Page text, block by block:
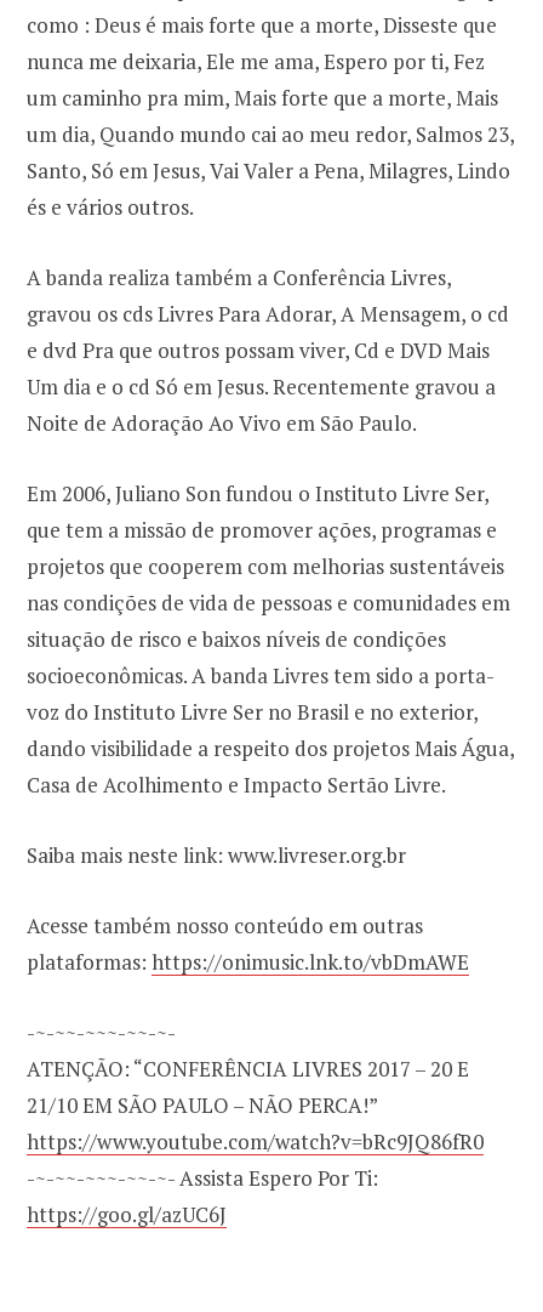
como : Deus é mais forte que a morte, Disseste que
nunca me deixaria, Ele me ama, Espero por ti, Fez
um caminho pra mim, Mais forte que a morte, Mais
um dia, Quando mundo cai ao meu redor, Salmos 23,
Santo, Só em Jesus, Vai Valer a Pena, Milagres, Lindo
és e vários outros.
A banda realiza também a Conferência Livres,
gravou os cds Livres Para Adorar, A Mensagem, o cd
e dvd Pra que outros possam viver, Cd e DVD Mais
Um dia e o cd Só em Jesus. Recentemente gravou a
Noite de Adoração Ao Vivo em São Paulo.
Em 2006, Juliano Son fundou o Instituto Livre Ser,
que tem a missão de promover ações, programas e
projetos que cooperem com melhorias sustentáveis
nas condições de vida de pessoas e comunidades em
situação de risco e baixos níveis de condições
socioeconômicas. A banda Livres tem sido a porta-
voz do Instituto Livre Ser no Brasil e no exterior,
dando visibilidade a respeito dos projetos Mais Água,
Casa de Acolhimento e Impacto Sertão Livre.
Saiba mais neste link: www.livreser.org.br
Acesse também nosso conteúdo em outras
plataformas: https://onimusic.lnk.to/vbDmAWE
-~-~~-~~~-~~-~-
ATENÇÃO: “CONFERÊNCIA LIVRES 2017 – 20 E
21/10 EM SÃO PAULO – NÃO PERCA!”
https://www.youtube.com/watch?v=bRc9JQ86fR0
-~-~~-~~~-~~-~- Assista Espero Por Ti:
https://goo.gl/azUC6J